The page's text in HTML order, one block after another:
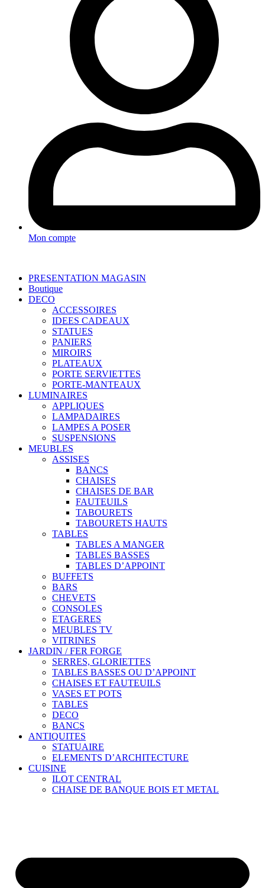
Mon compte
PRESENTATION MAGASIN
Boutique
DECO
ACCESSOIRES
IDEES CADEAUX
STATUES
PANIERS
MIROIRS
PLATEAUX
PORTE SERVIETTES
PORTE-MANTEAUX
LUMINAIRES
APPLIQUES
LAMPADAIRES
LAMPES A POSER
SUSPENSIONS
MEUBLES
ASSISES
BANCS
CHAISES
CHAISES DE BAR
FAUTEUILS
TABOURETS
TABOURETS HAUTS
TABLES
TABLES A MANGER
TABLES BASSES
TABLES D’APPOINT
BUFFETS
BARS
CHEVETS
CONSOLES
ETAGERES
MEUBLES TV
VITRINES
JARDIN / FER FORGE
SERRES, GLORIETTES
TABLES BASSES OU D’APPOINT
CHAISES ET FAUTEUILS
VASES ET POTS
TABLES
DECO
BANCS
ANTIQUITES
STATUAIRE
ELEMENTS D’ARCHITECTURE
CUISINE
ILOT CENTRAL
CHAISE DE BANQUE BOIS ET METAL